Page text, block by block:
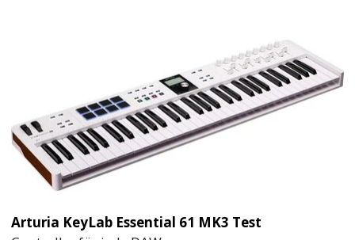
Arturia KeyLab Essential 61 MK3 Test